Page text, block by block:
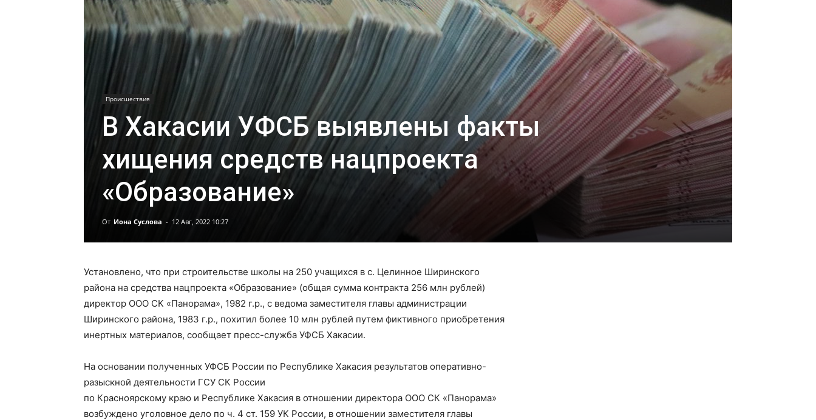
Происшествия
В Хакасии УФСБ выявлены факты
хищения средств нацпроекта
«Образование»
От Иона Суслова - 12 Авг, 2022 10:27
Установлено, что при строительстве школы на 250 учащихся в с. Целинное Ширинского
района на средства нацпроекта «Образование» (общая сумма контракта 256 млн рублей)
директор ООО СК «Панорама», 1982 г.р., с ведома заместителя главы администрации
Ширинского района, 1983 г.р., похитил более 10 млн рублей путем фиктивного приобретения
инертных материалов, сообщает пресс-служба УФСБ Хакасии.
На основании полученных УФСБ России по Республике Хакасия результатов оперативно-
разыскной деятельности ГСУ СК России
по Красноярскому краю и Республике Хакасия в отношении директора ООО СК «Панорама»
возбуждено уголовное дело по ч. 4 ст. 159 УК России, в отношении заместителя главы